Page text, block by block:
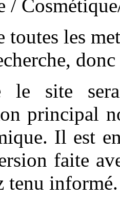
/
toutes les
le site
principal
Il est
faite
tenu informé.